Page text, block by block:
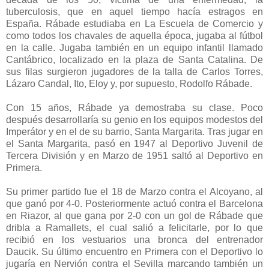
tuberculosis, que en aquel tiempo hacía estragos en
España. Rábade estudiaba en La Escuela de Comercio y
como todos los chavales de aquella época, jugaba al fútbol
en la calle. Jugaba también en un equipo infantil llamado
Cantábrico, localizado en la plaza de Santa Catalina. De
sus filas surgieron jugadores de la talla de Carlos Torres,
Lázaro Candal, Ito, Eloy y, por supuesto, Rodolfo Rábade.
Con 15 años, Rábade ya demostraba su clase. Poco
después desarrollaría su genio en los equipos modestos del
Imperátor y en el de su barrio, Santa Margarita. Tras jugar en
el Santa Margarita, pasó en 1947 al Deportivo Juvenil de
Tercera División y en Marzo de 1951 saltó al Deportivo en
Primera.
Su primer partido fue el 18 de Marzo contra el Alcoyano, al
que ganó por 4-0. Posteriormente actuó contra el Barcelona
en Riazor, al que gana por 2-0 con un gol de Rábade que
dribla a Ramallets, el cual salió a felicitarle, por lo que
recibió en los vestuarios una bronca del entrenador
Daucik. Su último encuentro en Primera con el Deportivo lo
jugaría en Nervión contra el Sevilla marcando también un